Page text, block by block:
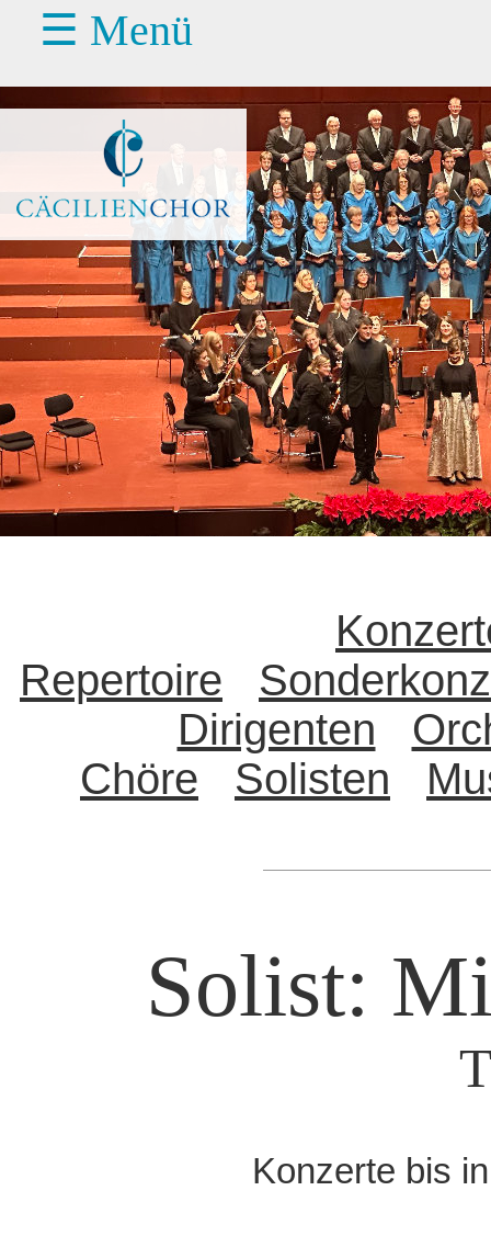
☰ Menü
Repertoire
Dirigenten
Chöre
Solisten
Solist:
Konzerte bis